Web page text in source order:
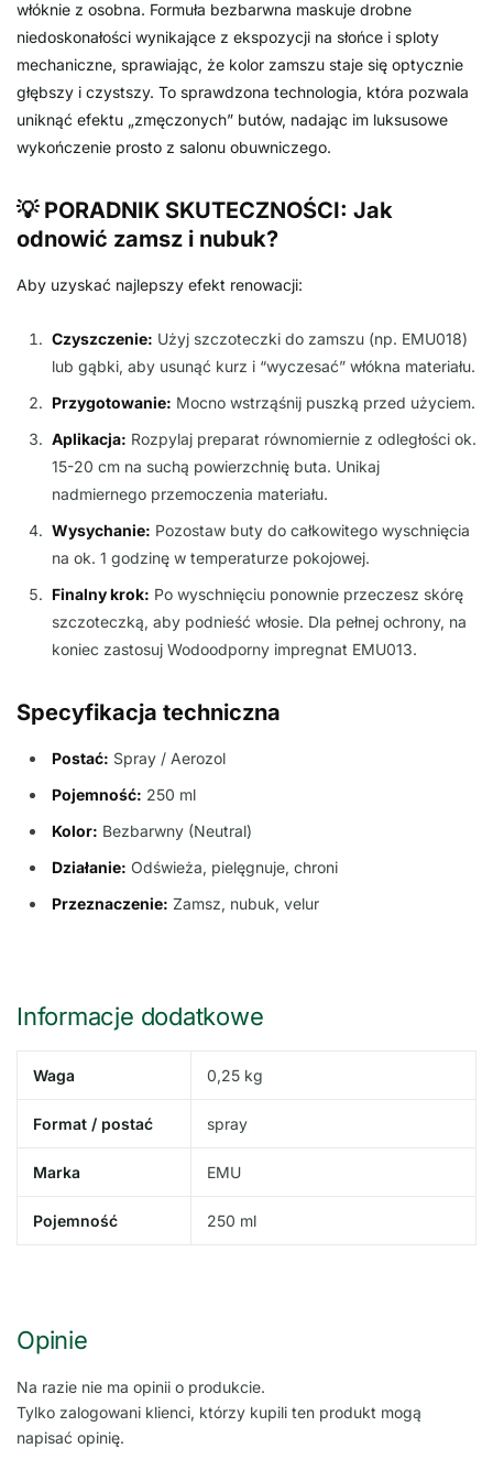
włóknie z osobna. Formuła bezbarwna maskuje drobne
niedoskonałości wynikające z ekspozycji na słońce i sploty
mechaniczne, sprawiając, że kolor zamszu staje się optycznie
głębszy i czystszy. To sprawdzona technologia, która pozwala
uniknąć efektu „zmęczonych” butów, nadając im luksusowe
wykończenie prosto z salonu obuwniczego.
💡 PORADNIK SKUTECZNOŚCI: Jak
odnowić zamsz i nubuk?
Aby uzyskać najlepszy efekt renowacji:
Czyszczenie: Użyj szczoteczki do zamszu (np. EMU018)
lub gąbki, aby usunąć kurz i “wyczesać” włókna materiału.
Przygotowanie: Mocno wstrząśnij puszką przed użyciem.
Aplikacja: Rozpylaj preparat równomiernie z odległości ok.
15-20 cm na suchą powierzchnię buta. Unikaj
nadmiernego przemoczenia materiału.
Wysychanie: Pozostaw buty do całkowitego wyschnięcia
na ok. 1 godzinę w temperaturze pokojowej.
Finalny krok: Po wyschnięciu ponownie przeczesz skórę
szczoteczką, aby podnieść włosie. Dla pełnej ochrony, na
koniec zastosuj Wodoodporny impregnat EMU013.
Specyfikacja techniczna
Postać: Spray / Aerozol
Pojemność: 250 ml
Kolor: Bezbarwny (Neutral)
Działanie: Odświeża, pielęgnuje, chroni
Przeznaczenie: Zamsz, nubuk, velur
Informacje dodatkowe
Waga 0,25 kg
Format / postać spray
Marka EMU
Pojemność 250 ml
Opinie
Na razie nie ma opinii o produkcie.
Tylko zalogowani klienci, którzy kupili ten produkt mogą
napisać opinię.